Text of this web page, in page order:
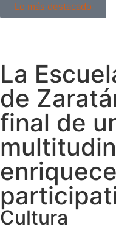
Lo más destacado
La
de
final de
Cultura